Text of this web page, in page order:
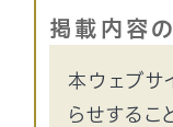
掲載内容
本ウェブサ
らせするこ